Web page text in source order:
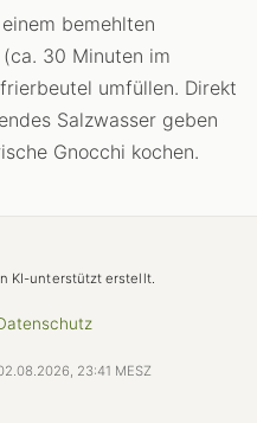
bemehlten
30 Minuten im
umfüllen. Direkt
Salzwasser geben
Gnocchi kochen.
KI-unterstützt erstellt.
23:41 MESZ